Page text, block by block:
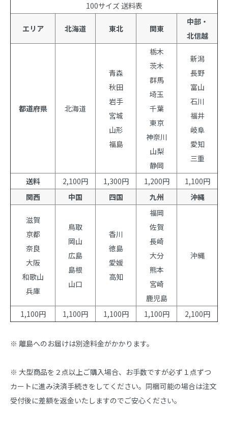
100サイズ 送料表
エリア 北海道 東北 関東
中部・
北信越
都道府県 北海道
青森
秋田
岩手
宮城
山形
福島
栃木
茨木
群馬
埼玉
千葉
東京
神奈川
山梨
静岡
新潟
長野
富山
石川
福井
岐阜
愛知
三重
送料 2,100円 1,300円 1,200円
1,100円
関西
中国 四国 九州 沖縄
滋賀
京都
奈良
大阪
和歌山
兵庫
鳥取
岡山
広島
島根
山口
香川
徳島
愛媛
高知
福岡
佐賀
長崎
大分
熊本
宮崎
鹿児島
沖縄
1,100円 1,100円 1,100円 1,100円 2,100円
※ 離島へのお届けは別途料金がかかります。
※ 大型商品を２点以上ご購入場合、お手数ですが必ず１点ずつ
カートに進み決済手続きをしてください。同梱可能の場合は注文
受付後に差額を返金いたしますのでご安心ください。